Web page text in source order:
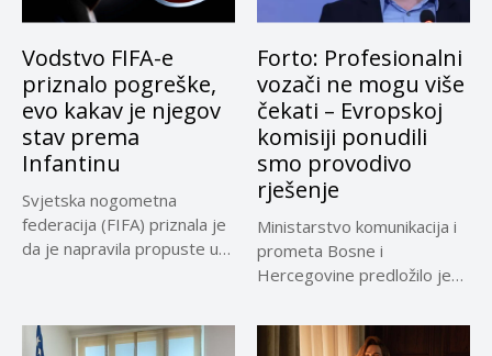
Vodstvo FIFA-e
priznalo pogreške,
evo kakav je njegov
stav prema
Infantinu
Svjetska nogometna
federacija (FIFA) priznala je
da je napravila propuste u
Forto: Profesionalni
vozači ne mogu više
čekati – Evropskoj
komisiji ponudili
smo provodivo
rješenje
Ministarstvo komunikacija i
prometa Bosne i
Hercegovine predložilo je
privremeno...